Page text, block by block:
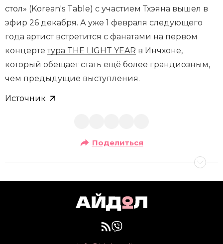
стол» (Korean's Table) с участием Тхэяна вышел в
эфир 26 декабря. А уже 1 февраля следующего
года артист встретится с фанатами на первом
концертетура THE LIGHT YEAR в Инчхоне,
который обещает стать ещё более грандиозным,
чем предыдущие выступления.
Источник
Поделиться